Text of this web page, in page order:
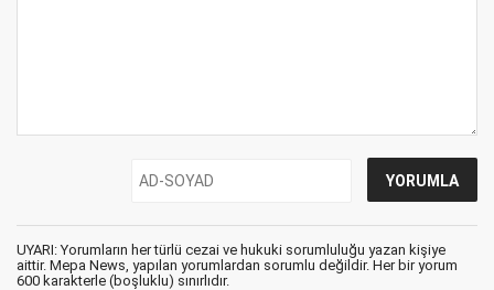
UYARI: Yorumların her türlü cezai ve hukuki sorumluluğu yazan kişiye
aittir. Mepa News, yapılan yorumlardan sorumlu değildir. Her bir yorum
600 karakterle (boşluklu) sınırlıdır.